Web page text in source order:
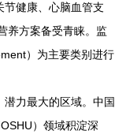
健康、心脑血管支
养方案备受青睐。监
）为主要类别进行
潜力最大的区域。中国
）领域积淀深